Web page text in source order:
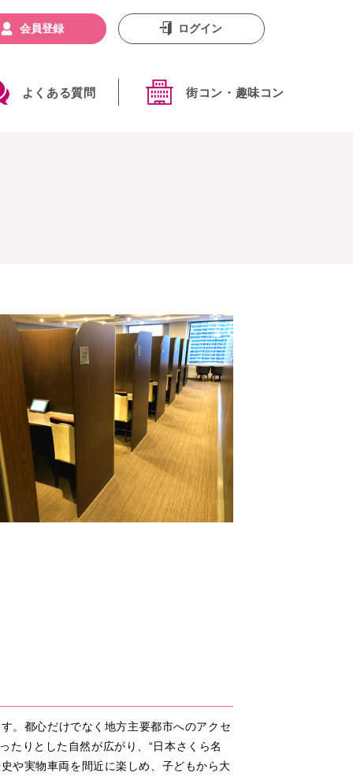
よくある質問 街コン・趣味コン
会員登録 ログイン
。都心だけでなく地方主要都市へのアクセ
たりとした自然が広がり、“日本さくら名
や実物車両を間近に楽しめ、子どもから大